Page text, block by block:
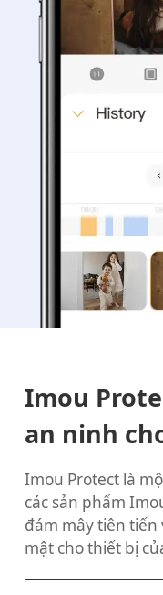
Imou
an ninh
Imou Protect là
các sản phẩm
đám mây tiên
mật cho thiết bị